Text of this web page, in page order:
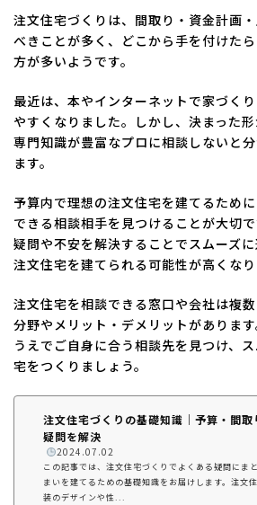
注文住宅づくりは、間取り・資金計画
べきことが多く、どこから手を付けた
方が多いようです。
最近は、本やインターネットで家づく
やすくなりました。しかし、決まった形
専門知識が豊富なプロに相談しないと
ます。
予算内で理想の注文住宅を建てるため
できる相談相手を見つけることが大切
疑問や不安を解決することでスムーズ
注文住宅を建てられる可能性が高くなり
注文住宅を相談できる窓口や会社は複
分野やメリット・デメリットがありま
うえでご自身に合う相談先を見つけ、
宅をつくりましょう。
注文住宅づくりの基礎知識｜予算・間
疑問を解決
2024.07.02
この記事では、注文住宅づくりでよくある疑問にま
まいを建てるための基礎知識をお届けします。注文
装のデザインや性...